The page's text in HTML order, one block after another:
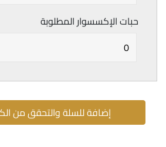
حبات الإكسسوار المطلوبة
إضافة للسلة والتحقق من